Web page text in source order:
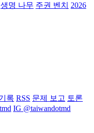
생명 나무 주권 벤치
2026
록 RSS 문제 보고 토론
IG @taiwandotmd